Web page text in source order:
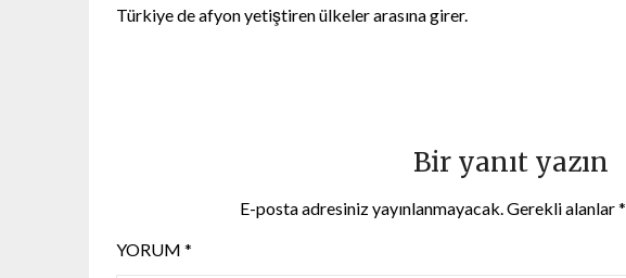
Türkiye de afyon yetiştiren ülkeler arasına girer.
Bir yanıt yazın
E-posta adresiniz yayınlanmayacak.Gerekli alanlar*
YORUM *